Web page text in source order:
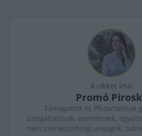
A cikket írta:
Promó
Támogatott és PR-tartalmak
szolgáltatások, események,
nem szerkesztőségi anyagok,